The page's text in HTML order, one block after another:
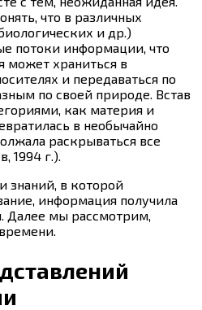
что в различных
и др.)
потоки информации, что
может храниться в
и передаваться по
по своей природе. Встав
как материя и
в необычайно
раскрываться все
1994 г.).
знаний, в которой
информация получила
Далее мы рассмотрим,